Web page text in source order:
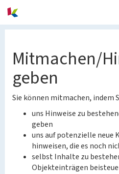
Mitmachen/
geben
Sie können mitmachen, indem
uns Hinweise zu
geben
uns auf potenzielle neue
hinweisen, die es noch
selbst Inhalte zu
Objekteinträgen